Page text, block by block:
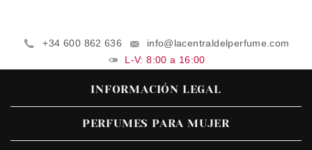
+34 600 862 636
info@lacentraldelperfume.com
L-V: 8:00 a 16:00
INFORMACIÓN LEGAL
PERFUMES PARA MUJER